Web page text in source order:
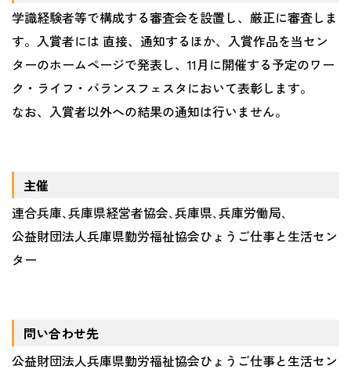
学識経験者等で構成する審査会を設置し、厳正に審査しま
す。入賞者には 直接、通知するほか、入賞作品を当セン
ターのホームページで発表し、 11月に開催する予定のワー
ク・ライフ・バランスフェスタにおいて表彰します。
なお、入賞者以外への結果の通知は行いません。
主催
連合兵庫､兵庫県経営者協会､兵庫県､兵庫労働局､
公益財団法人兵庫県勤労福祉協会ひょうご仕事と生活セン
ター
問い合わせ先
公益財団法人兵庫県勤労福祉協会ひょうご仕事と生活セン